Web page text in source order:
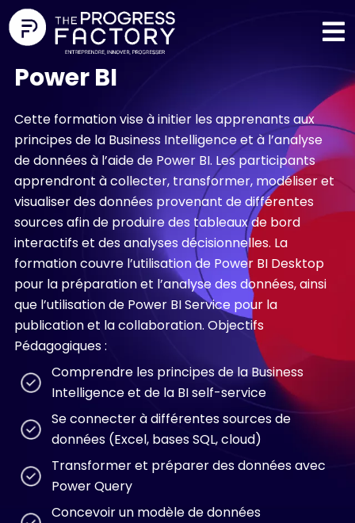
Power BI
Cette formation vise à initier les apprenants aux
principes de la Business Intelligence et à l’analyse
de données à l’aide de Power BI. Les participants
apprendront à collecter, transformer, modéliser et
visualiser des données provenant de différentes
sources afin de produire des tableaux de bord
interactifs et des analyses décisionnelles. La
formation couvre l’utilisation de Power BI Desktop
pour la préparation et l’analyse des données, ainsi
que l’utilisation de Power BI Service pour la
publication et la collaboration. Objectifs
Pédagogiques :
Comprendre les principes de la Business
Intelligence et de la BI self-service
Se connecter à différentes sources de
données (Excel, bases SQL, cloud)
Transformer et préparer des données avec
Power Query
Concevoir un modèle de données